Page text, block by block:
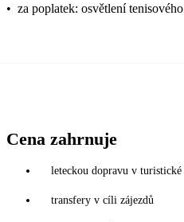
• za poplatek: osvětlení
Cena zahrnuje
leteckou dopravu v
transfery v cíli zájezdů